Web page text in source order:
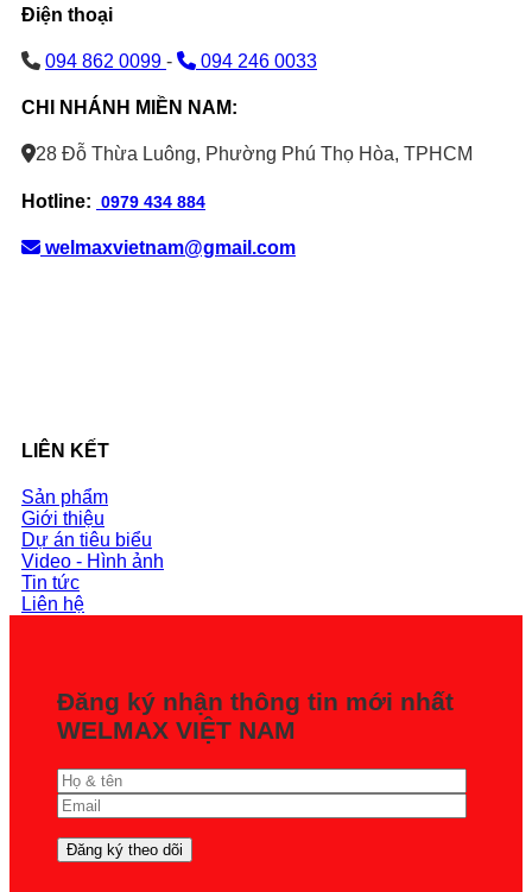
Điện thoại
094 862 0099 - 094 246 0033
CHI NHÁNH MIỀN NAM:
28 Đỗ Thừa Luông, Phường Phú Thọ Hòa, TPHCM
Hotline: 0979 434 884
welmaxvietnam@gmail.com
LIÊN KẾT
Sản phẩm
Giới thiệu
Dự án tiêu biểu
Video - Hình ảnh
Tin tức
Liên hệ
Đăng ký nhận thông tin mới nhất
WELMAX VIỆT NAM